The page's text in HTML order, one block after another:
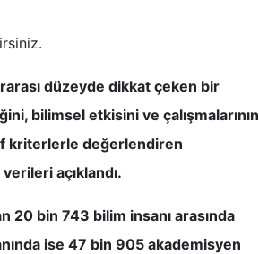
düzeyde dikkat çeken bir
bilimsel etkisini ve çalışmalarının
kriterlerle değerlendiren
açıklandı.
20 bin 743 bilim insanı arasında
ise 47 bin 905 akademisyen